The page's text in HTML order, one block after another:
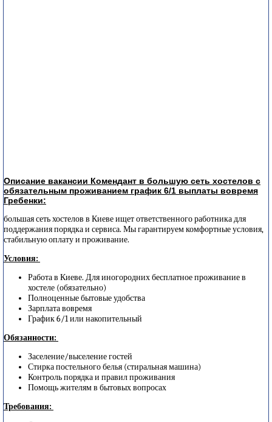
Описание вакансии Комендант в большую сеть хостелов с
обязательным проживанием график 6/1 выплаты вовремя
Гребенки:
большая сеть хостелов в Киеве ищет ответственного работника для
поддержания порядка и сервиса. Мы гарантируем комфортные условия,
стабильную оплату и проживание.
Условия:
Работа в Киеве. Для иногородних бесплатное проживание в
хостеле (обязательно)
Полноценные бытовые удобства
Зарплата вовремя
График 6/1 или накопительный
Обязанности:
Заселение/выселение гостей
Стирка постельного белья (стиральная машина)
Контроль порядка и правил проживания
Помощь жителям в бытовых вопросах
Требования: